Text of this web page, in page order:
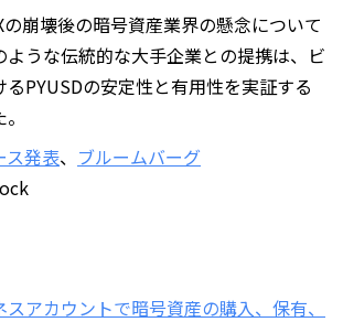
崩壊後の暗号資産業界の懸念について
うな伝統的な大手企業との提携は、ビ
PYUSDの安定性と有用性を実証する
ス発表、 ブルームバーグ
アカウントで暗号資産の購入、保有、